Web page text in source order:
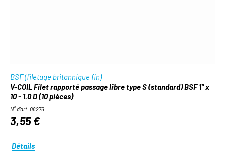
BSF (filetage britannique fin)
V-COIL Filet rapporté passage libre type S (standard) BSF 1" x
10 - 1.0 D (10 pièces)
N° d'art. 08276
3,55 €
Détails